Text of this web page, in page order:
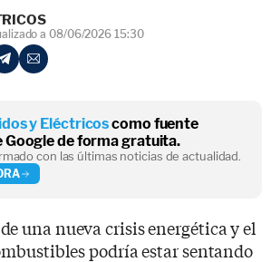
a 08/06/2026 15:30
y Eléctricoscomo fuente
Google de forma gratuita.
con las últimas noticias de actualidad.
una nueva crisis energética y el
podría estar sentando